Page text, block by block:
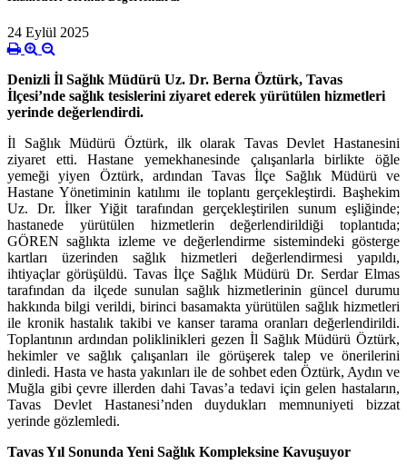
24 Eylül 2025
Denizli İl Sağlık Müdürü Uz. Dr. Berna Öztürk, Tavas
İlçesi’nde sağlık tesislerini ziyaret ederek yürütülen hizmetleri
yerinde değerlendirdi.
İl Sağlık Müdürü Öztürk, ilk olarak Tavas Devlet Hastanesini
ziyaret etti. Hastane yemekhanesinde çalışanlarla birlikte öğle
yemeği yiyen Öztürk, ardından Tavas İlçe Sağlık Müdürü ve
Hastane Yönetiminin katılımı ile toplantı gerçekleştirdi. Başhekim
Uz. Dr. İlker Yiğit tarafından gerçekleştirilen sunum eşliğinde;
hastanede yürütülen hizmetlerin değerlendirildiği toplantıda;
GÖREN sağlıkta izleme ve değerlendirme sistemindeki gösterge
kartları üzerinden sağlık hizmetleri değerlendirmesi yapıldı,
ihtiyaçlar görüşüldü. Tavas İlçe Sağlık Müdürü Dr. Serdar Elmas
tarafından da ilçede sunulan sağlık hizmetlerinin güncel durumu
hakkında bilgi verildi, birinci basamakta yürütülen sağlık hizmetleri
ile kronik hastalık takibi ve kanser tarama oranları değerlendirildi.
Toplantının ardından poliklinikleri gezen İl Sağlık Müdürü Öztürk,
hekimler ve sağlık çalışanları ile görüşerek talep ve önerilerini
dinledi. Hasta ve hasta yakınları ile de sohbet eden Öztürk, Aydın ve
Muğla gibi çevre illerden dahi Tavas’a tedavi için gelen hastaların,
Tavas Devlet Hastanesi’nden duydukları memnuniyeti bizzat
yerinde gözlemledi.
Tavas Yıl Sonunda Yeni Sağlık Kompleksine Kavuşuyor